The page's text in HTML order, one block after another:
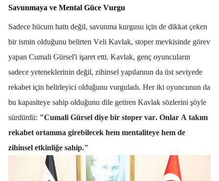
Savunmaya ve Mental Güce Vurgu
Sadece hücum hattı değil, savunma kurgusu için de dikkat çeken
bir ismin olduğunu belirten Veli Kavlak, stoper mevkisinde görev
yapan Cumali Gürsel'i işaret etti. Kavlak, genç oyuncuların
sadece yeteneklerinin değil, zihinsel yapılarının da üst seviyede
rekabet için belirleyici olduğunu vurguladı. Her iki oyuncunun da
bu kapasiteye sahip olduğunu dile getiren Kavlak sözlerini şöyle
sürdürdü: "Cumali Gürsel diye bir stoper var. Onlar A takım
rekabet ortamına girebilecek hem mentaliteye hem de
zihinsel etkinliğe sahip."